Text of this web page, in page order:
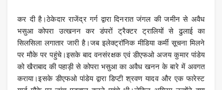
कर दी है।ठेकेदार राजेंद्र गर्ग द्वारा दिनरात जंगल की जमीन से अवैध
भसुआ कोपरा उत्खनन कर डंपरों ट्रैक्टर ट्रालियों से ढुलाई का
सिलसिला लगातार जारी है।जब इलेक्ट्रॉनिक मीडिया कर्मी सूचना मिलने
पर मौके पर पहुंचे।इसके बाद वनसंरक्षक एवं डीएफओ अजय कुमार पांडेय
को खैराबाद की पहाड़ी से कोपरा भसुआ का अवैध खनन के बारे में अवगत
कराया।इसके डीएफओ पांडेय द्वारा डिप्टी श्रवण यादव और एक फारेस्ट